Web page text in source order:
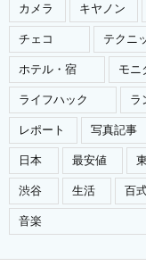
カメラ
キヤノン
チェコ
テクニ
ホテル・宿
モニ
ライフハック
ラ
レポート
写真記事
日本
最安値
渋谷
生活 百
音楽